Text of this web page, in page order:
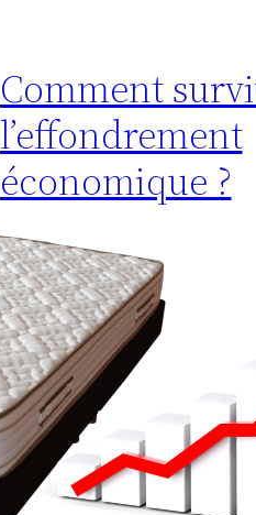
Comment
l’effondrement
économique ?